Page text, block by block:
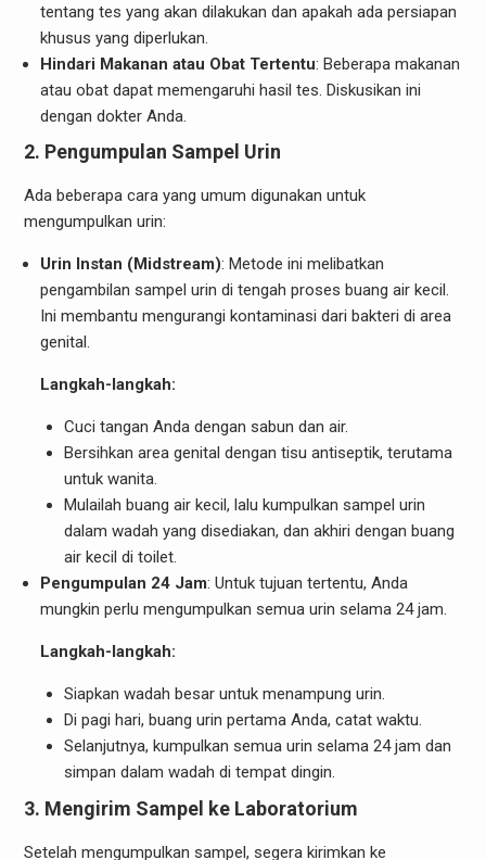
tentang tes yang akan dilakukan dan apakah ada persiapan
khusus yang diperlukan.
Hindari Makanan atau Obat Tertentu: Beberapa makanan
atau obat dapat memengaruhi hasil tes. Diskusikan ini
dengan dokter Anda.
2. Pengumpulan Sampel Urin
Ada beberapa cara yang umum digunakan untuk
mengumpulkan urin:
Urin Instan (Midstream): Metode ini melibatkan
pengambilan sampel urin di tengah proses buang air kecil.
Ini membantu mengurangi kontaminasi dari bakteri di area
genital.
Langkah-langkah:
Cuci tangan Anda dengan sabun dan air.
Bersihkan area genital dengan tisu antiseptik, terutama
untuk wanita.
Mulailah buang air kecil, lalu kumpulkan sampel urin
dalam wadah yang disediakan, dan akhiri dengan buang
air kecil di toilet.
Pengumpulan 24 Jam: Untuk tujuan tertentu, Anda
mungkin perlu mengumpulkan semua urin selama 24 jam.
Langkah-langkah:
Siapkan wadah besar untuk menampung urin.
Di pagi hari, buang urin pertama Anda, catat waktu.
Selanjutnya, kumpulkan semua urin selama 24 jam dan
simpan dalam wadah di tempat dingin.
3. Mengirim Sampel ke Laboratorium
Setelah mengumpulkan sampel, segera kirimkan ke